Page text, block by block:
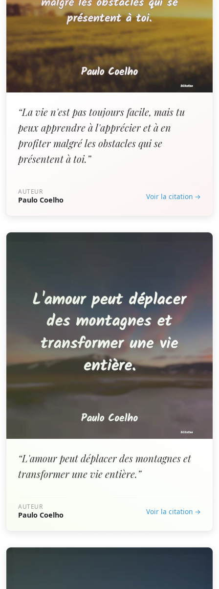
“La vie n'est pas toujours facile, mais tu
peux apprendre à l'apprécier et à en
profiter malgré les obstacles qui se
présentent à toi.”
AUTEUR
Paulo Coelho Voir la citation →
“L'amour peut déplacer des montagnes et
transformer une vie entière.”
AUTEUR
Paulo Coelho Voir la citation →